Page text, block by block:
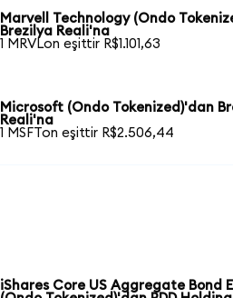
Marvell Technology (Ondo
Brezilya Reali'na
1 MRVLon eşittir R$1.101,63
Microsoft (Ondo Tokenized)'dan
Reali'na
1 MSFTon eşittir R$2.506,44
iShares Core US Aggregate Bond